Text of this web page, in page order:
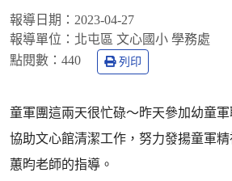
報導日期： 2023-04-27
報導單位： 北屯區 文心國小 學務處
點閱數： 440 列印
童軍團這兩天很忙碌～昨天參加幼童
協助文心館清潔工作，努力發揚童軍精
蕙昀老師的指導。